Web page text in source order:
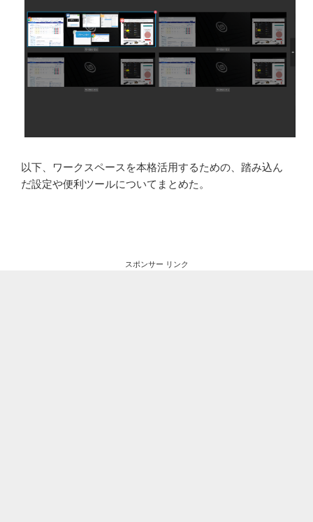
以下、ワークスペースを本格活用するための、踏み込ん
だ設定や便利ツールについてまとめた。
スポンサー リンク